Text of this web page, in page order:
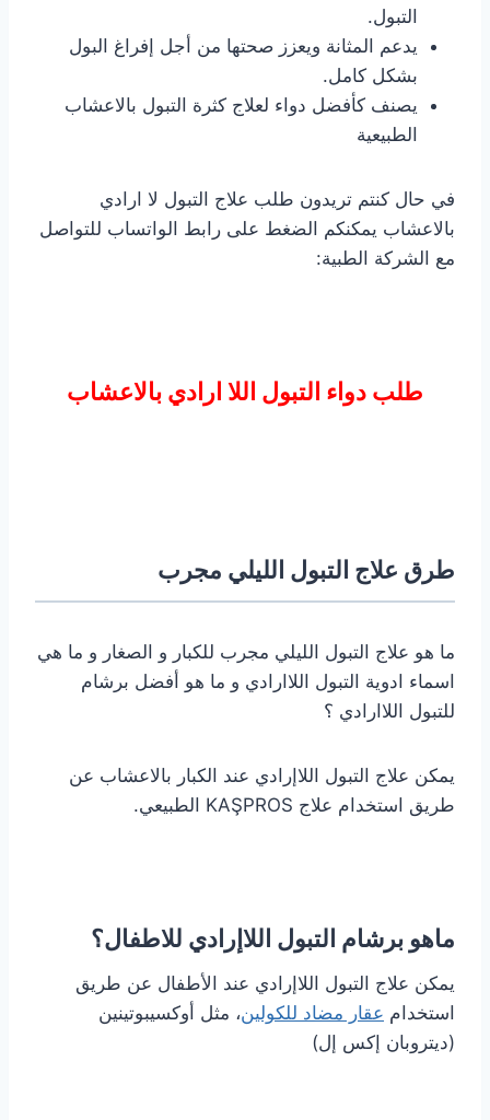
التبول.
يدعم المثانة ويعزز صحتها من أجل إفراغ البول
بشكل كامل.
يصنف كأفضل دواء لعلاج كثرة التبول بالاعشاب
الطبيعية
في حال كنتم تريدون طلب علاج التبول لا ارادي
بالاعشاب يمكنكم الضغط على رابط الواتساب للتواصل
مع الشركة الطبية:
طلب دواء التبول اللا ارادي بالاعشاب
طرق علاج التبول الليلي مجرب
ما هو علاج التبول الليلي مجرب للكبار و الصغار و ما هي
اسماء ادوية التبول اللاارادي و ما هو أفضل برشام
للتبول اللاارادي ؟
يمكن علاج التبول اللاإرادي عند الكبار بالاعشاب عن
طريق استخدام علاج KAŞPROS الطبيعي.
ماهو برشام التبول اللاإرادي للاطفال؟
يمكن علاج التبول اللاإرادي عند الأطفال عن طريق
استخدام عقار مضاد للكولين، مثل أوكسيبوتينين
(ديتروبان إكس إل)